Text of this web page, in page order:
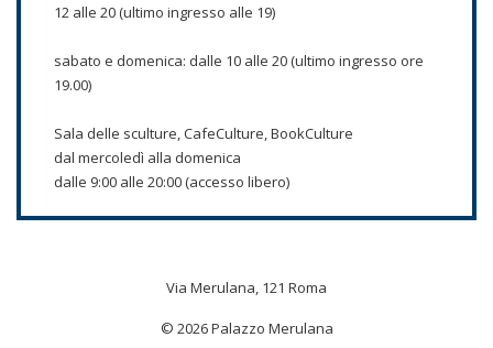
12 alle 20 (ultimo ingresso alle 19)
sabato e domenica: dalle 10 alle 20 (ultimo ingresso ore
19.00)
Sala delle sculture, CafeCulture, BookCulture
dal mercoledì alla domenica
dalle 9:00 alle 20:00 (accesso libero)
Via Merulana, 121 Roma
© 2026 Palazzo Merulana